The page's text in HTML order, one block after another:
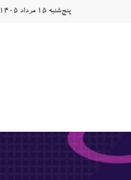
پنج‌شنبه ۱۵ مرداد ۱۴۰۵
خبری